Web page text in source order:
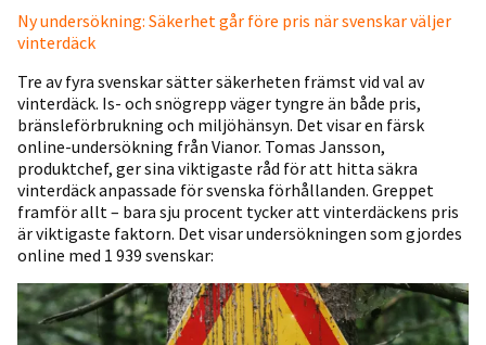
Ny undersökning: Säkerhet går före pris när svenskar väljer
vinterdäck
Tre av fyra svenskar sätter säkerheten främst vid val av
vinterdäck. Is- och snögrepp väger tyngre än både pris,
bränsleförbrukning och miljöhänsyn. Det visar en färsk
online-undersökning från Vianor. Tomas Jansson,
produktchef, ger sina viktigaste råd för att hitta säkra
vinterdäck anpassade för svenska förhållanden. Greppet
framför allt – bara sju procent tycker att vinterdäckens pris
är viktigaste faktorn. Det visar undersökningen som gjordes
online med 1 939 svenskar: